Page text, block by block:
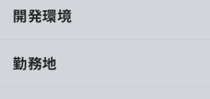
開発環境
勤務地